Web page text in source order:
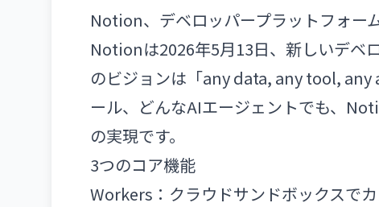
Notion、デベロッパープラットフォー
Notionは2026年5月13日、新しいデベ
のビジョンは「any data, any tool, any
ール、どんなAIエージェントでも、
の実現です。
3つのコア機能
Workers：クラウドサンドボックスで